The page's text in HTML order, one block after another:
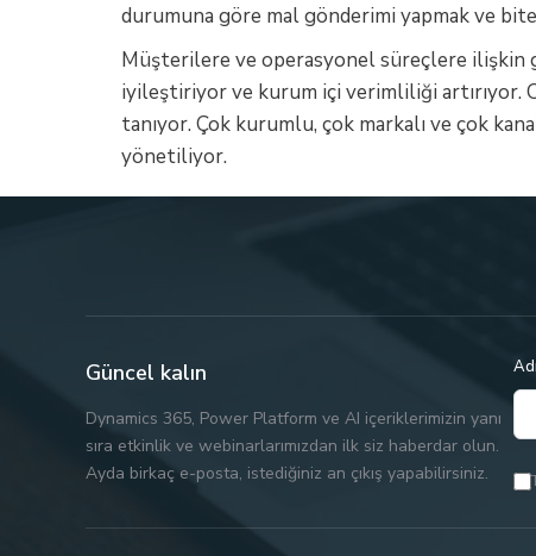
durumuna göre mal gönderimi yapmak ve
Müşterilere ve operasyonel süreçlere ilişkin
iyileştiriyor ve kurum içi verimliliği artırıyor.
tanıyor. Çok kurumlu, çok markalı ve çok
yönetiliyor.
Güncel kalın
Dynamics 365, Power Platform ve AI içeriklerimizin yanı
sıra etkinlik ve webinarlarımızdan ilk siz haberdar olun.
Ayda birkaç e-posta, istediğiniz an çıkış yapabilirsiniz.